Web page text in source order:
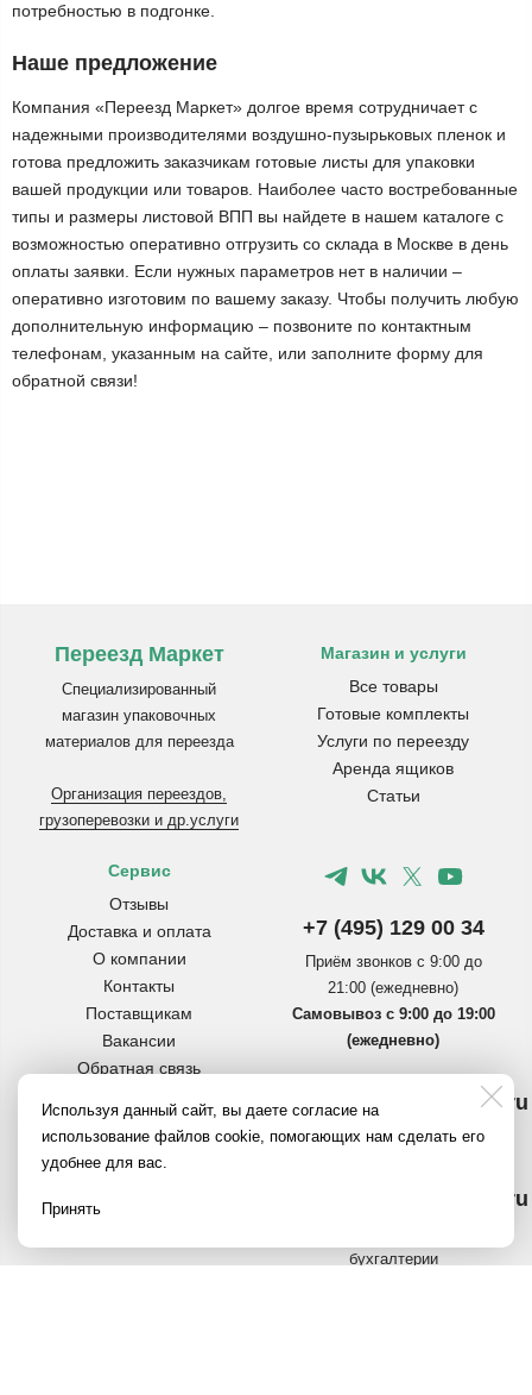
потребностью в подгонке.
Наше предложение
Компания «Переезд Маркет» долгое время сотрудничает с
надежными производителями воздушно-пузырьковых пленок и
готова предложить заказчикам готовые листы для упаковки
вашей продукции или товаров. Наиболее часто востребованные
типы и размеры листовой ВПП вы найдете в нашем каталоге с
возможностью оперативно отгрузить со склада в Москве в день
оплаты заявки. Если нужных параметров нет в наличии –
оперативно изготовим по вашему заказу. Чтобы получить любую
дополнительную информацию – позвоните по контактным
телефонам, указанным на сайте, или заполните форму для
обратной связи!
Переезд Маркет
Специализированный
магазин упаковочных
материалов для переезда
Организация переездов,
грузоперевозки и др.услуги
Магазин и услуги
Все товары
Готовые комплекты
Услуги по переезду
Аренда ящиков
Статьи
Сервис
Отзывы
Доставка и оплата
О компании
Контакты
Поставщикам
Вакансии
Обратная связь
коробок
Вопросы и ответы
Полезное на Яндекс.Дзен
+7 (495) 129 00 34
Приём звонков с 9:00 до
21:00 (ежедневно)
Самовывоз с 9:00 до 19:00
(ежедневно)
info@pereezdmarket.ru
Общая почта для клиентов
buh@pereezdmarket.ru
бухгалтерии
Используя данный сайт, вы даете согласие на
использование файлов cookie, помогающих нам сделать его
удобнее для вас.
Принять